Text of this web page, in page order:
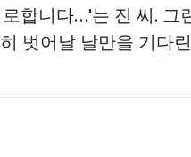
합니다…'는 진 씨. 그
벗어날 날만을 기다